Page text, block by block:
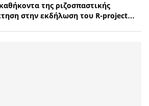
της ριζοσπαστικής
στην εκδήλωση του R-project…